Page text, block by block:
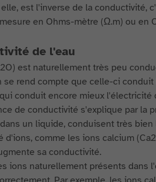
est l'inverse de la conductivité,
en Ohms-mètre (Ω.m) ou en
de l'eau
est naturellement très peu
se rend compte que celle-ci
conduit encore mieux
de conductivité s'explique par la
un liquide, conduisent très
d'ions, comme les ions calcium
sa conductivité.
ions naturellement présents dans